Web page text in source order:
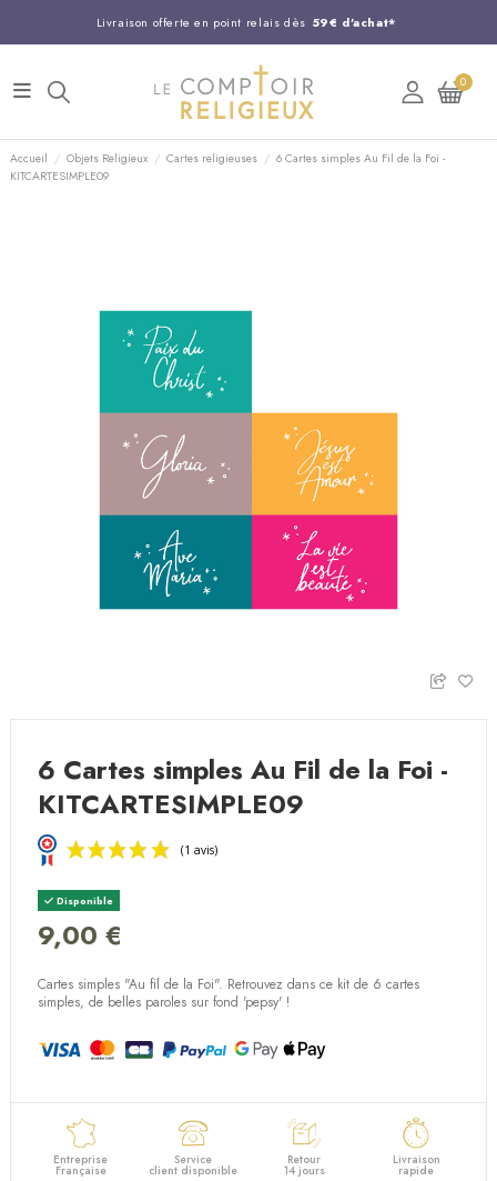
Livraison offerte en point relais dès 59€ d'achat*
Entreprise Française familiale
Support client disponible au 03 20 24 74 15
Commandez avant 14H, expédition le jour même !
0
Accueil Objets Religieux Cartes religieuses
6 Cartes simples Au Fil de la Foi -
KITCARTESIMPLE09
6 Cartes simples Au Fil de la Foi -
KITCARTESIMPLE09
(1 avis)
Disponible
9,00 €
Cartes simples "Au fil de la Foi". Retrouvez dans ce kit de 6 cartes
simples, de belles paroles sur fond 'pepsy' !
Entreprise
Française
Service
client disponible
Retour
14 jours
Livraison
rapide